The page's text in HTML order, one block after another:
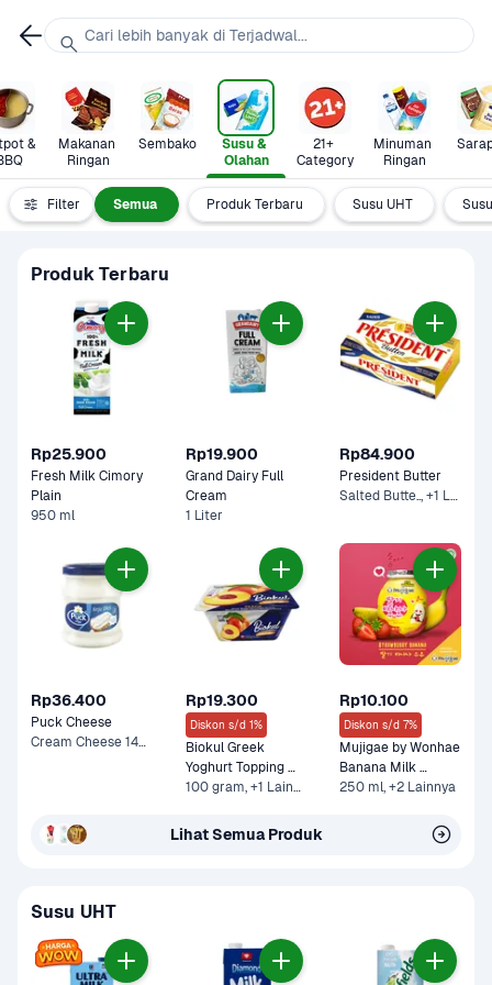
&
Makanan
Ringan
Sembako
Susu &
Olahan
21+
Category
Minuman
Ringan
Filter Semua Produk Terbaru Susu UHT
Produk Terbaru
Rp25.900
Fresh Milk Cimory
Plain
950 ml
Rp19.900
Grand Dairy Full
1 Liter
Rp84.900
President Butter
Salted Butte.., +1 Lainnya
Rp36.400
Puck Cheese
Cream Cheese 140 g
Rp19.300
Diskon s/d 1%
Biokul Greek
Yoghurt Topping
Peach
100 gram, +1 Lainnya
Rp10.100
Diskon s/d 7%
Mujigae by Wonhae
Banana Milk
Strawberry
250 ml, +2 Lainnya
Lihat Semua Produk
Susu UHT
Cari lebih banyak di Terjadwal...